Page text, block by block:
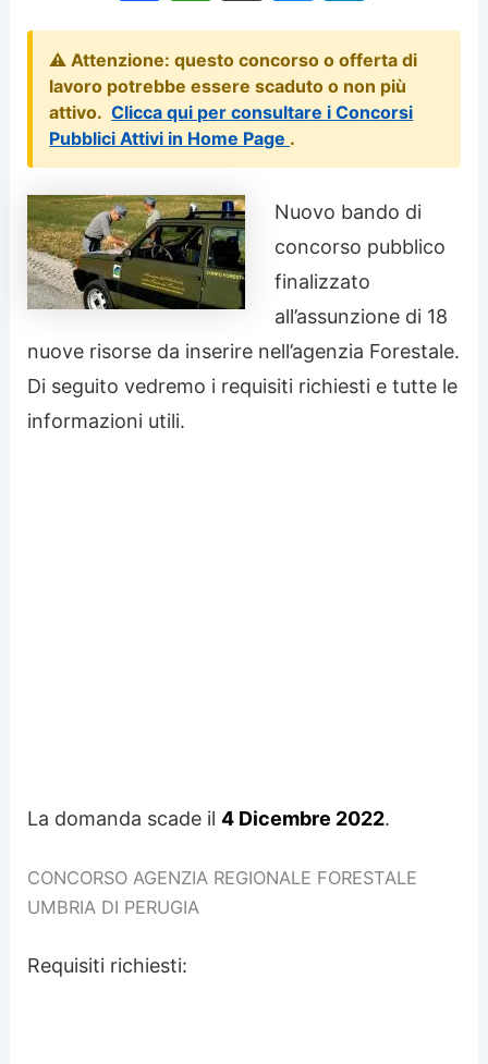
⚠️ Attenzione: questo concorso o offerta di
lavoro potrebbe essere scaduto o non più
attivo. Clicca qui per consultare i Concorsi
Pubblici Attivi in Home Page .
Nuovo bando di
concorso pubblico
finalizzato
all’assunzione di 18
nuove risorse da inserire nell’agenzia Forestale.
Di seguito vedremo i requisiti richiesti e tutte le
informazioni utili.
La domanda scade il4 Dicembre 2022.
CONCORSO AGENZIA REGIONALE FORESTALE
UMBRIA DI PERUGIA
Requisiti richiesti: